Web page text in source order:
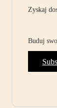
Zyskaj
Buduj